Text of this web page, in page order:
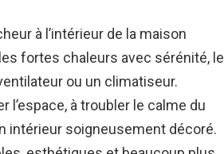
à l’intérieur de la maison
fortes chaleurs avec sérénité, le
ou un climatiseur.
l’espace, à troubler le calme du
intérieur soigneusement décoré.